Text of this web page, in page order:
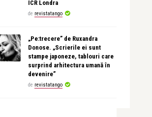
ICR Londra
de revistatango
„Pe:trecere” de Ruxandra
Donose. „Scrierile ei sunt
stampe japoneze, tablouri care
surprind arhitectura umană în
devenire”
de revistatango